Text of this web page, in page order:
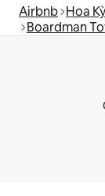
Airbnb Hoa Kỳ
Boardman